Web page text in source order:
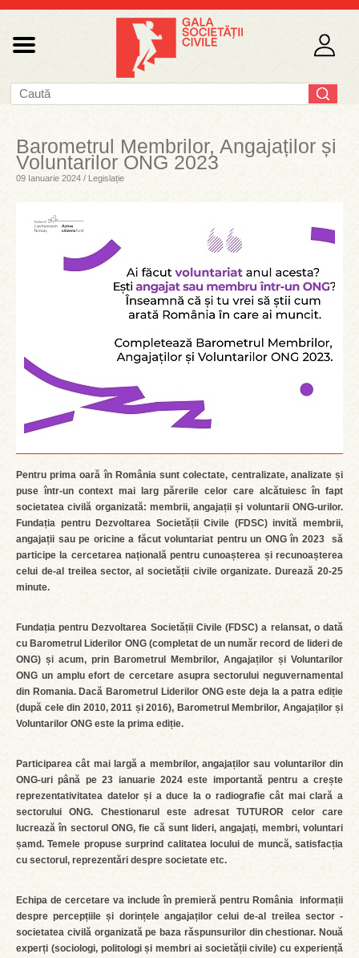
Barometrul Membrilor, Angajaților și
Voluntarilor ONG 2023
09 Ianuarie 2024 / Legislație
Pentru prima oară în România sunt colectate, centralizate, analizate și
puse într-un context mai larg părerile celor care alcătuiesc în fapt
societatea civilă organizată: membrii, angajații și voluntarii ONG-urilor.
Fundația pentru Dezvoltarea Societății Civile (FDSC) invită membrii,
angajații sau pe oricine a făcut voluntariat pentru un ONG în 2023 să
participe la cercetarea națională pentru cunoașterea și recunoașterea
celui de-al treilea sector, al societății civile organizate. Durează 20-25
minute.
Fundația pentru Dezvoltarea Societății Civile (FDSC) a relansat, o dată
cu Barometrul Liderilor ONG (completat de un număr record de lideri de
ONG) și acum, prin Barometrul Membrilor, Angajaților și Voluntarilor
ONG un amplu efort de cercetare asupra sectorului neguvernamental
din Romania. Dacă Barometrul Liderilor ONG este deja la a patra ediție
(după cele din 2010, 2011 și 2016), Barometrul Membrilor, Angajaților și
Voluntarilor ONG este la prima ediție.
Participarea cât mai largă a membrilor, angajaților sau voluntarilor din
ONG-uri până pe 23 ianuarie 2024 este importantă pentru a crește
reprezentativitatea datelor și a duce la o radiografie cât mai clară a
sectorului ONG. Chestionarul este adresat TUTUROR celor care
lucrează în sectorul ONG, fie că sunt lideri, angajați, membri, voluntari
șamd. Temele propuse surprind calitatea locului de muncă, satisfacția
cu sectorul, reprezentări despre societate etc.
Echipa de cercetare va include în premieră pentru România informații
despre percepțiile și dorințele angajaților celui de-al treilea sector -
societatea civilă organizată pe baza răspunsurilor din chestionar. Nouă
experți (sociologi, politologi și membri ai societății civile) cu experiență